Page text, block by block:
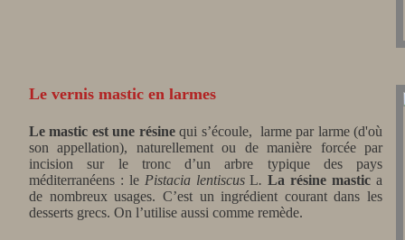
Le vernis mastic en larmes
Le mastic est une résinequi s’écoule, larme par larme (d'où
son appellation), naturellement ou de manière forcée par
incision sur le tronc d’un arbre typique des pays
méditerranéens : le Pistacia lentiscusL. La résine mastic a
de nombreux usages. C’est un ingrédient courant dans les
desserts grecs. On l’utilise aussi comme remède.